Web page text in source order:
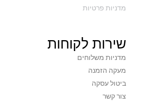
מדניות פרטיות
שירות לקוחות
מדניות משלוחים
מעקה הזמנה
ביטול עסקה
צור קשר